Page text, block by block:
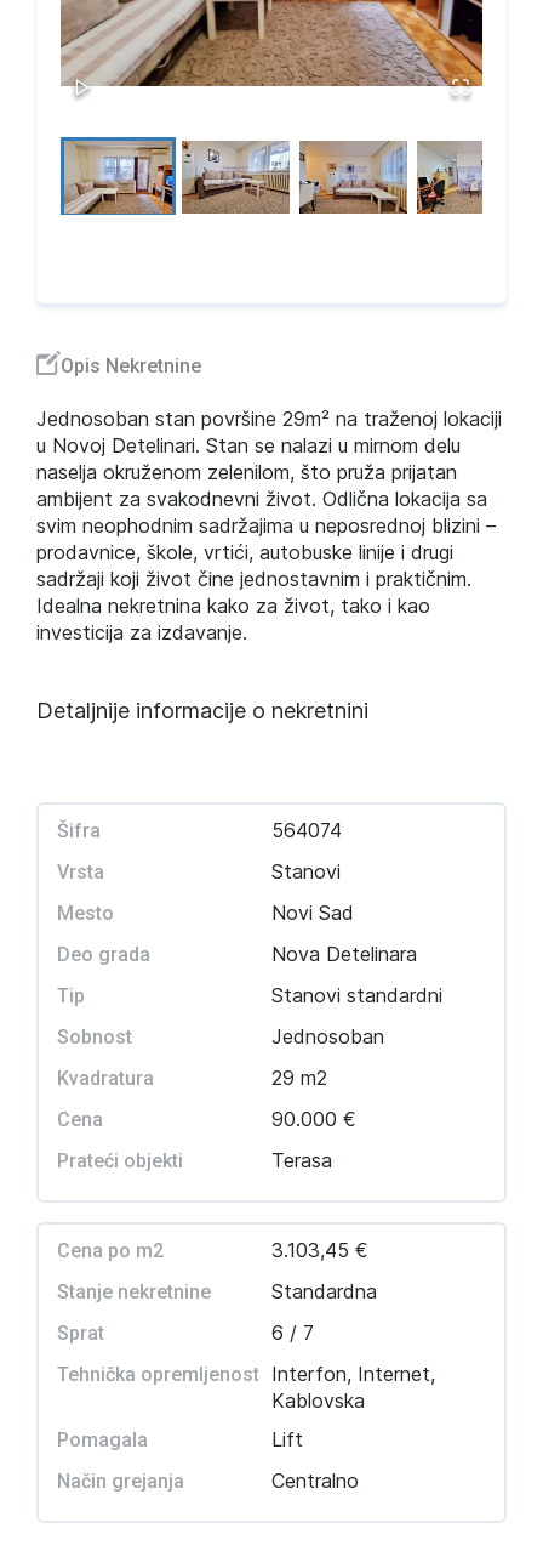
Opis Nekretnine
Jednosoban stan površine 29m² na traženoj lokaciji
u Novoj Detelinari. Stan se nalazi u mirnom delu
naselja okruženom zelenilom, što pruža prijatan
ambijent za svakodnevni život. Odlična lokacija sa
svim neophodnim sadržajima u neposrednoj blizini –
prodavnice, škole, vrtići, autobuske linije i drugi
sadržaji koji život čine jednostavnim i praktičnim.
Idealna nekretnina kako za život, tako i kao
investicija za izdavanje.
Detaljnije informacije o nekretnini
Šifra 564074
Vrsta Stanovi
Mesto Novi Sad
Deo grada Nova Detelinara
Tip Stanovi standardni
Sobnost Jednosoban
Kvadratura 29 m2
Cena 90.000 €
Prateći objekti Terasa
Cena po m2 3.103,45 €
Stanje nekretnine Standardna
Sprat 6 / 7
Tehnička opremljenost Interfon, Internet,
Kablovska
Pomagala Lift
Način grejanja Centralno